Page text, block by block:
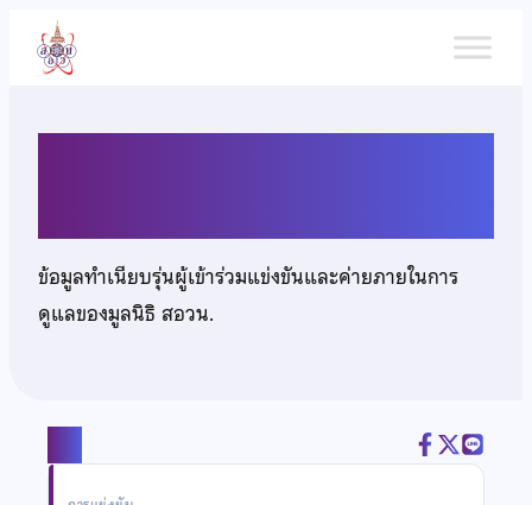
เนื้อหา
ข้อมูลทำเนียบรุ่นผู้เข้าร่วมแข่งขันและค่ายภายในการ
ดูแลของมูลนิธิ สอวน.